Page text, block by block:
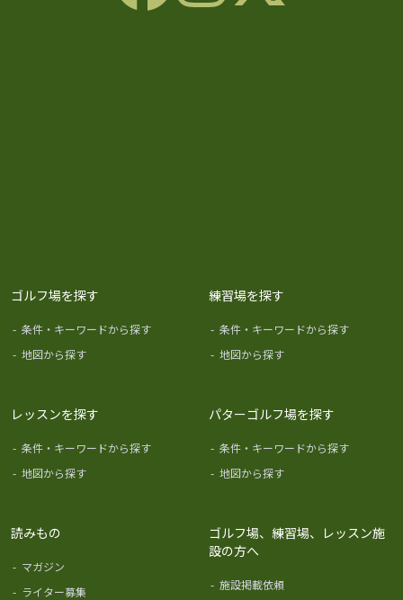
ゴルフ場を探す
- 条件・キーワードから探す
- 地図から探す
練習場を探す
- 条件・キーワードから探す
- 地図から探す
レッスンを探す
- 条件・キーワードから探す
- 地図から探す
パターゴルフ場を探す
- 条件・キーワードから探す
- 地図から探す
読みもの
- マガジン
- ライター募集
ゴルフ場、練習場、レッスン施
設の方へ
- 施設掲載依頼